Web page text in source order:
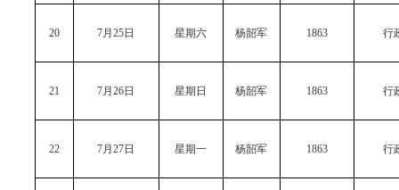
20 7月25日 星期六 杨韶军 1863 行
21 7月26日 星期日 杨韶军 1863 行
22 7月27日 星期一 杨韶军 1863 行